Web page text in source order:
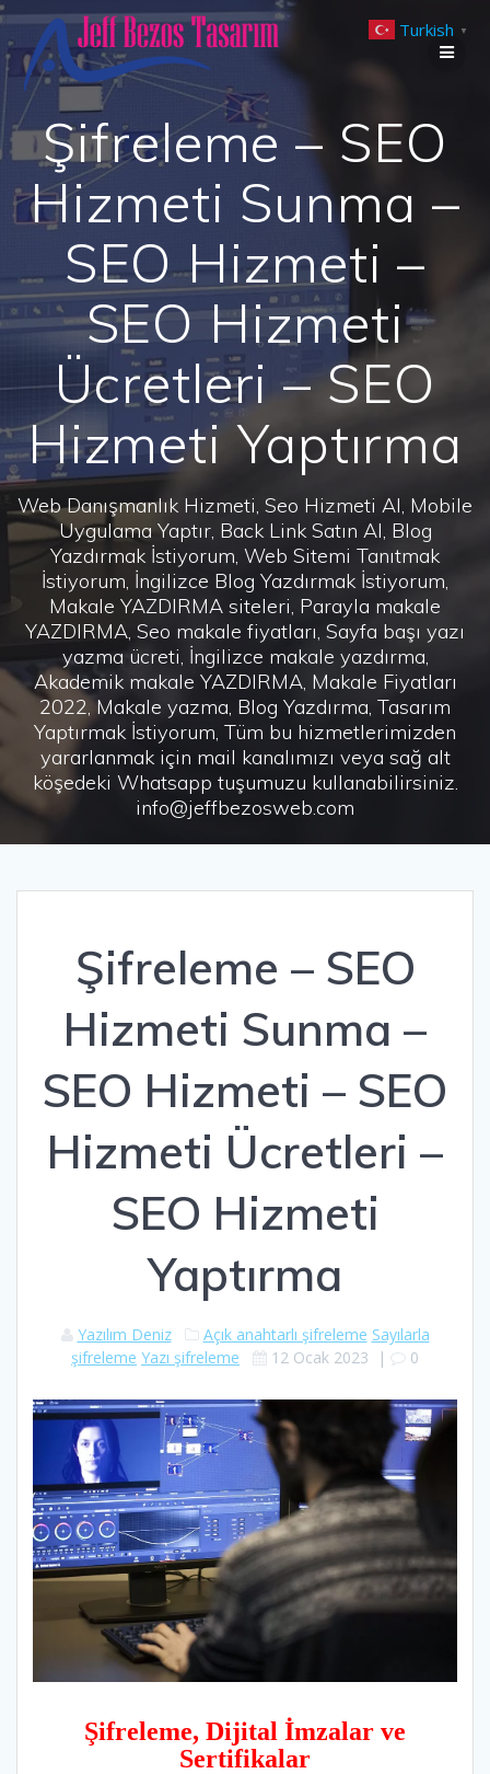
Skip
to
Şifreleme – SEO
Hizmeti Sunma –
SEO Hizmeti –
SEO Hizmeti
Ücretleri – SEO
Hizmeti Yaptırma
Web Danışmanlık Hizmeti, Seo Hizmeti Al, Mobile
Uygulama Yaptır, Back Link Satın Al, Blog
Yazdırmak İstiyorum, Web Sitemi Tanıtmak
İstiyorum, İngilizce Blog Yazdırmak İstiyorum,
Makale YAZDIRMA siteleri, Parayla makale
YAZDIRMA, Seo makale fiyatları, Sayfa başı yazı
yazma ücreti, İngilizce makale yazdırma,
Akademik makale YAZDIRMA, Makale Fiyatları
2022, Makale yazma, Blog Yazdırma, Tasarım
Yaptırmak İstiyorum, Tüm bu hizmetlerimizden
yararlanmak için mail kanalımızı veya sağ alt
köşedeki Whatsapp tuşumuzu kullanabilirsiniz.
info@jeffbezosweb.com
Şifreleme – SEO
Hizmeti Sunma –
SEO Hizmeti – SEO
Hizmeti Ücretleri –
SEO Hizmeti
Yaptırma
Yazılım Deniz Açık anahtarlı şifreleme Sayılarla
şifreleme Yazı şifreleme 12 Ocak 2023 | 0
Şifreleme, Dijital İmzalar ve
Sertifikalar
Turkish ▼